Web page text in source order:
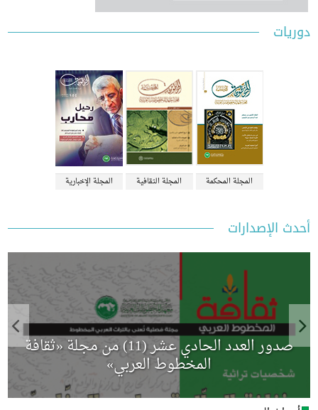
المجلة المحكمة المجلة الثقافية المجلة الإخبارية
الإصدارات
صدور العدد الحادي عشر (11) من مجلة «ثقافة
المخطوط العربي»